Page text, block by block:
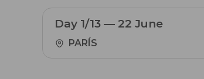
Day 1/13 — 22 June
PARÍS